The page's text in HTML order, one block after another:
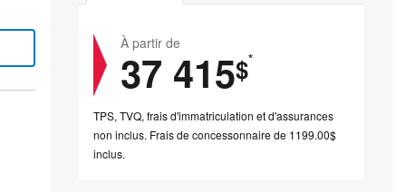
À partir de
37 415$*
TPS, TVQ, frais d'immatriculation et d'assurances
non inclus. Frais de concessonnaire de 1199.00$
inclus.